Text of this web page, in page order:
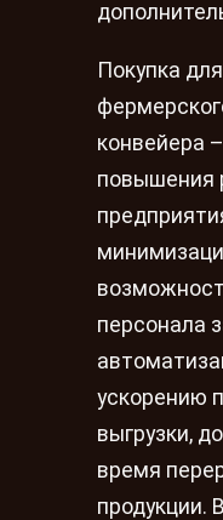
Покупка
конвейера
повышения
персонала
ускорению
выгрузки,
время
продукции.